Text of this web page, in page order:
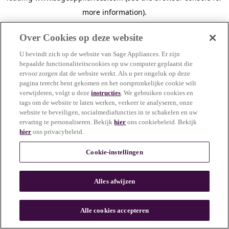
more information).
n
Over Cookies op deze website
U bevindt zich op de website van Sage Appliances. Er zijn
bepaalde functionaliteitscookies op uw computer geplaatst die
ervoor zorgen dat de website werkt. Als u per ongeluk op deze
pagina terecht bent gekomen en het oorspronkelijke cookie wilt
verwijderen, volgt u dezeinstructies. We gebruiken cookies en
tags om de website te laten werken, verkeer te analyseren, onze
website te beveiligen, socialmediafuncties in te schakelen en uw
ervaring te personaliseren. Bekijkhier ons cookiebeleid. Bekijk
hier ons privacybeleid.
Cookie-instellingen
Alles afwijzen
Alle cookies accepteren